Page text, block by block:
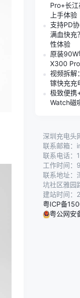
Pro+长
上手体验
支持PD
满血快充
性体验
原装90W
X300
视频拆解
镓快充充
极致便携
Watch磁
深圳充电头
联系邮箱：
联系电话
工作时间
联系地址：
坑社区雅园
建站时间：
粤ICP备
粤公网